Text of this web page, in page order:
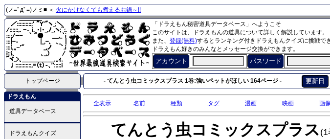
(ノ=ﾟдﾟ=)ノミ■ ＜ 火にかけなくても煮えるお鍋～!!
「ドラえもん秘密道具データベース」へようこそ
このサイトは、ドラえもんの道具について詳しく解説しています。
また、 登録(無料)するとランキング付きドラえもんクイズに挑戦で
ドラえもん好きのみんなとメッセージ交換ができます。
アカウント パスワード
トップページ - てんとう虫コミックスプラス 1巻:強いペットがほしい 164ページ - 更新日
ドラえもん
道具データベース
ドラえもんクイズ
全表示 名前 種類 タグ 漫画 映画 画
てんとう虫コミックスプラス